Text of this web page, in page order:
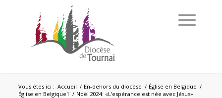
Vous êtes ici : Accueil / En-dehors du diocèse / Église en Belgique /
Église en Belgique1 / Noël 2024: «L’espérance est née avec Jésus»